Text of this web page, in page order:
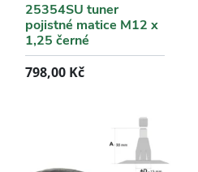
25354SU tuner
pojistné matice M12 x
1,25 černé
798,00 Kč